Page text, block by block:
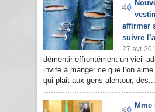
affirmer
suivre
27 avr
démentir effrontément un vieil
invite à manger ce que l’on
qui plait aux gens alentour, des...